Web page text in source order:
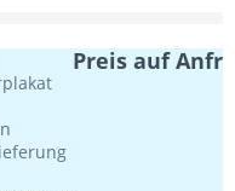
Preis auf